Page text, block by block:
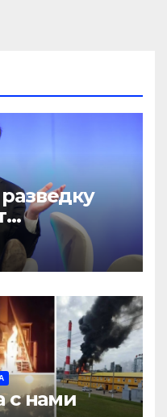
ценным
с нами